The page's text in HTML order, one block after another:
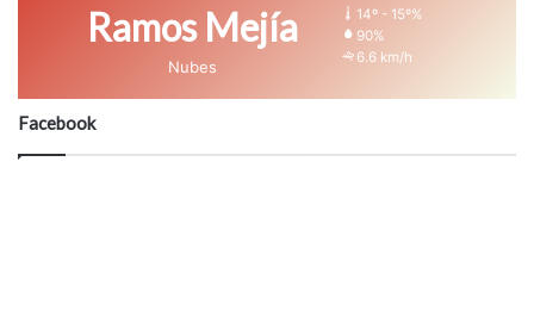
Ramos Mejía
Nubes
14º - 15º%
90%
6.6 km/h
Facebook